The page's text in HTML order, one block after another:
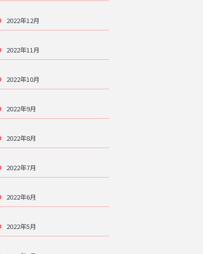
2022年12月
2022年11月
2022年10月
2022年9月
2022年8月
2022年7月
2022年6月
2022年5月